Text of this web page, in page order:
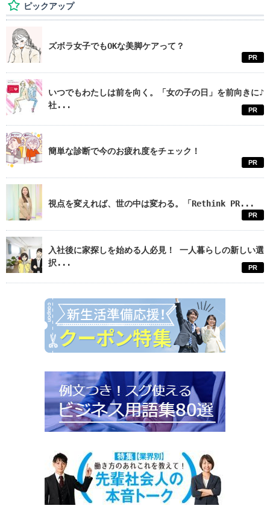
ピックアップ
ズボラ女子でもOKな美脚ケアって？
PR
いつでもわたしは前を向く。「女の子の日」を前向きに♪
社...
PR
簡単な診断で今のお疲れ度をチェック！
PR
視点を変えれば、世の中は変わる。「Rethink PR...
PR
入社後に家探しを始める人必見！ 一人暮らしの新しい選
択...
PR